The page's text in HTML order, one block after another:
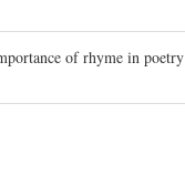
of rhyme in poetry